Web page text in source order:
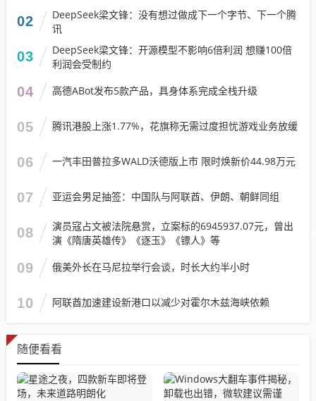
02
DeepSeek梁文锋：没有想过做成下一个字节、下一个腾
讯
03
DeepSeek梁文锋：开源模型不影响6倍利润 想赚100倍
利润会受制约
04 高德ABot发布5款产品，具身体系完成全栈升级
05 腾讯港股上涨1.77%，花旗称无需过度担忧游戏业务放缓
06 一汽丰田普拉多WALD沃德版上市 限时焕新价44.98万元
07 亚运会男足抽签：中国队与阿联酋、伊朗、朝鲜同组
08
演员寇占文被法院悬赏，立案标的6945937.07元，曾出
演《隋唐英雄传》《逐玉》《镖人》等
09 俄美外长在马尼拉举行会谈，时长大约半小时
10 阿联酋加速建设新港口以减少对霍尔木兹海峡依赖
随便看看